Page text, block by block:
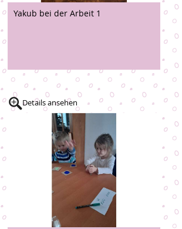
Yakub bei der Arbeit 1
Details ansehen